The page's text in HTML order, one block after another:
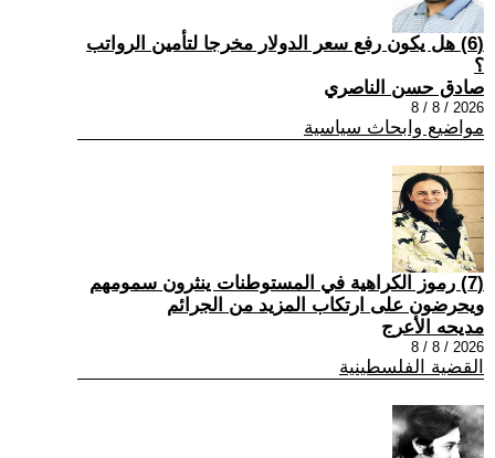
(6) هل يكون رفع سعر الدولار مخرجا لتأمين الرواتب
؟
صادق حسن الناصري
2026 / 8 / 8
مواضيع وابحاث سياسية
(7) رموز الكراهية في المستوطنات ينثرون سمومهم
ويحرضون على ارتكاب المزيد من الجرائم
مديحه الأعرج
2026 / 8 / 8
القضية الفلسطينية